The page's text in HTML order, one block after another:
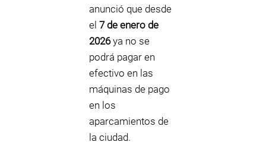
anunció que desde
el 7 de enero de
2026ya no se
podrá pagar en
efectivo en las
máquinas de pago
en los
aparcamientos de
la ciudad.